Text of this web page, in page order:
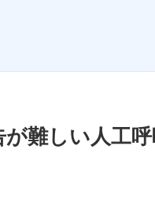
難しい人工